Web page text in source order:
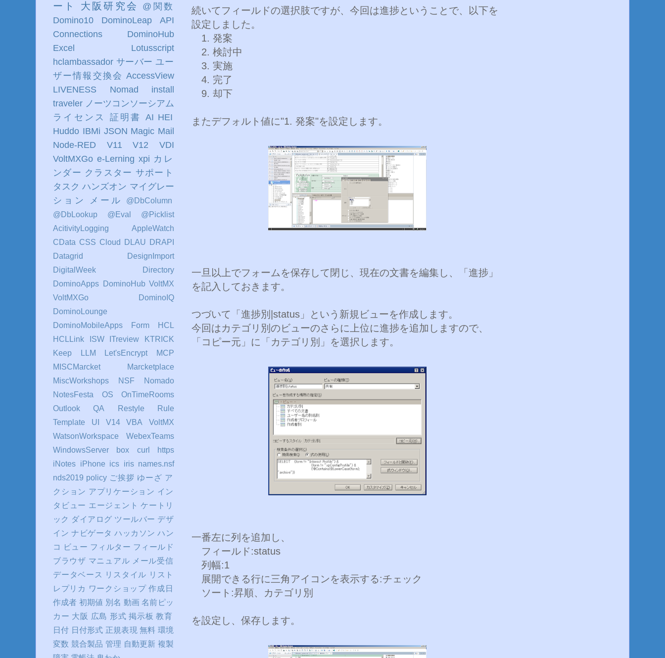
続いてフィールドの選択肢ですが、今回は進捗ということで、以下を
設定しました。
1. 発案
2. 検討中
3. 実施
4. 完了
9. 却下
またデフォルト値に"1. 発案"を設定します。
一旦以上でフォームを保存して閉じ、現在の文書を編集し、「進捗」
を記入しておきます。
つづいて「進捗別|status」という新規ビューを作成します。
今回はカテゴリ別のビューのさらに上位に進捗を追加しますので、
「コピー元」に「カテゴリ別」を選択します。
一番左に列を追加し、
フィールド:status
列幅:1
展開できる行に三角アイコンを表示する:チェック
ソート:昇順、カテゴリ別
を設定し、保存します。
ート
大阪研究会
@関数
Domino10
DominoLeap
API
Connections
DominoHub
Excel
Lotusscript
hclambassador サーバー ユー
ザー情報交換会 AccessView
LIVENESS
Nomad
install
traveler ノーツコンソーシアム
ライセンス
証明書 AI HEI
Huddo IBMi JSON Magic Mail
Node-RED
V11 V12
VDI
VoltMXGo e-Lerning xpi カレ
ンダー クラスター サポート
タスク ハンズオン マイグレー
ション
メール
@DbColumn
@DbLookup
@Eval
@Picklist
AcitivityLogging
AppleWatch
CData CSS Cloud DLAU
DRAPI
Datagrid
DesignImport
DigitalWeek
Directory
DominoApps
DominoHub VoltMX
VoltMXGo
DominoIQ
DominoLounge
DominoMobileApps
Form
HCL
HCLLink
ISW ITreview
KTRICK
Keep
LLM Let'sEncrypt
MCP
MISCMarcket
Marcketplace
MiscWorkshops
NSF
Nomado
NotesFesta
OS
OnTimeRooms
Outlook
QA Restyle
Rule
Template
UI V14 VBA
VoltMX
WatsonWorkspace
WebexTeams
WindowsServer
box curl
https
iNotes iPhone ics iris names.nsf
nds2019 policy ご挨拶 ゆーざ ア
クション アプリケーション イン
タビュー エージェント ケートリ
ック ダイアログ ツールバー デザ
イン ナビゲータ ハッカソン ハン
コ
ビュー フィルター フィールド
ブラウザ マニュアル メール受信
データベース
リスタイル リスト
レプリカ ワークショップ 作成日
作成者 初期値 別名 動画 名前ピッ
カー 大阪 広島 形式 掲示板 教育
日付 日付形式 正規表現 無料 環境
変数 競合製品 管理 自動更新 複製